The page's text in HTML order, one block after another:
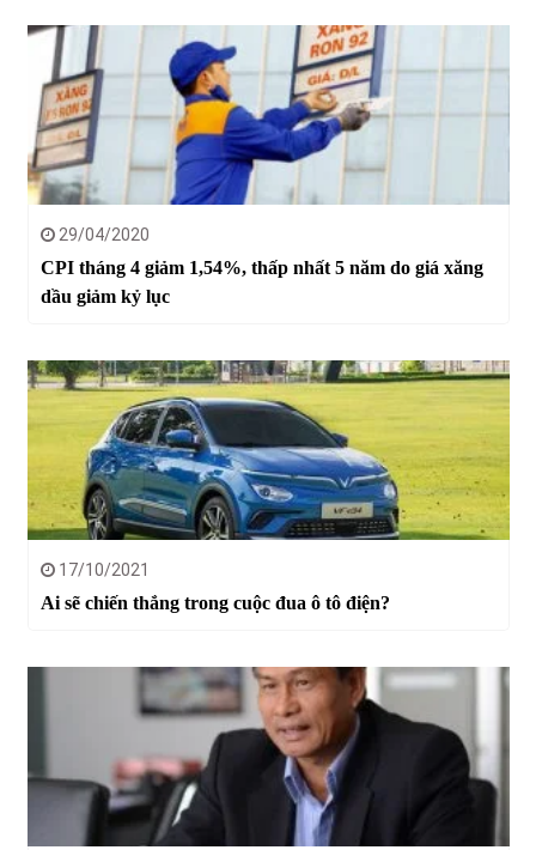
29/04/2020
CPI tháng 4 giảm 1,54%, thấp nhất 5 năm do giá xăng
dầu giảm kỷ lục
17/10/2021
Ai sẽ chiến thắng trong cuộc đua ô tô điện?